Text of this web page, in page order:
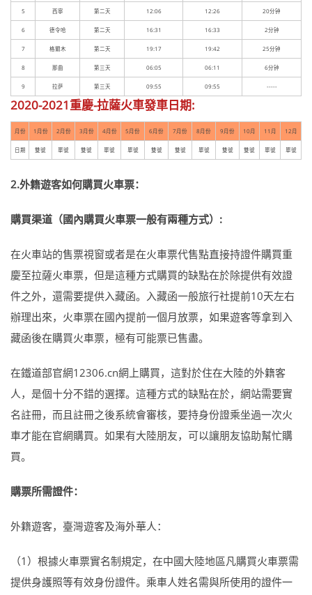
5 西寧 第二天 12:06 12:26 20分钟
6 德令哈 第二天 16:31 16:33 2分钟
7 格爾木 第二天 19:17 19:42 25分钟
8 那曲 第三天 06:05 06:11 6分钟
9 拉萨 第三天 09:55 09:55 -----
2020-2021重慶-拉薩火車發車日期:
月份 1月份 2月份 3月份 4月份 5月份 6月份 7月份 8月份 9月份 10月 11月 12月
日期 雙號 單號 雙號 單號 單號 雙號 雙號 單號 雙號 雙號 單號 單號
2.外籍遊客如何購買火車票：
購買渠道（國內購買火車票一般有兩種方式）:
在火車站的售票視窗或者是在火車票代售點直接持證件購買重
慶至拉薩火車票，但是這種方式購買的缺點在於除提供有效證
件之外，還需要提供入藏函。入藏函一般旅行社提前10天左右
辦理出來，火車票在國內提前一個月放票，如果遊客等拿到入
藏函後在購買火車票，極有可能票已售盡。
在鐵道部官網12306.cn網上購買，這對於住在大陸的外籍客
人，是個十分不錯的選擇。這種方式的缺點在於，網站需要實
名註冊，而且註冊之後系統會審核，要持身份證乘坐過一次火
車才能在官網購買。如果有大陸朋友，可以讓朋友協助幫忙購
買。
購票所需證件：
外籍遊客，臺灣遊客及海外華人：
（1）根據火車票實名制規定，在中國大陸地區凡購買火車票需
提供身護照等有效身份證件。乘車人姓名需與所使用的證件一